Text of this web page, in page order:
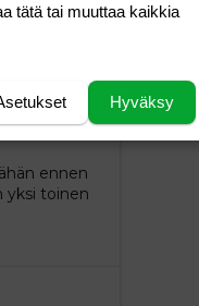
hyvin ...
elämää
ennen
yksi toinen
tätä tai muuttaa kaikkia
Hyväksy